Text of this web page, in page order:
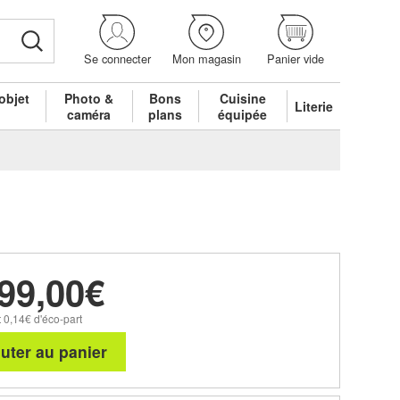
Se connecter Mon magasin Panier vide
Photo &
caméra
Bons
plans
Cuisine
équipée
Literie
0,14€ d'éco-part
au panier